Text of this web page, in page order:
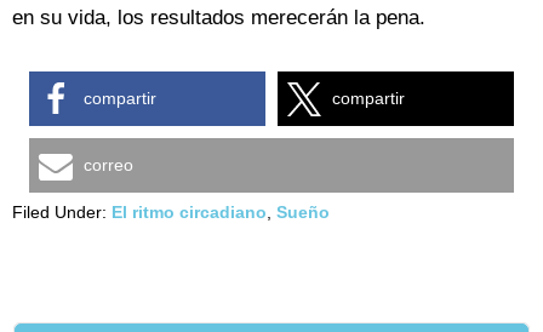
en su vida, los resultados merecerán la pena.
compartir compartir
correo
Filed Under: El ritmo circadiano Sueño